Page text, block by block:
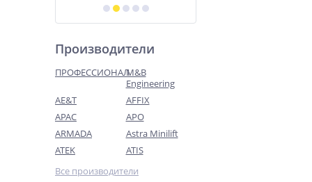
Производители
ПРОФЕССИОНАЛM&B
Engineering
AE&T
AFFIX
APAC
APO
ARMADA
Astra Minilift
ATEK
ATIS
Все производители